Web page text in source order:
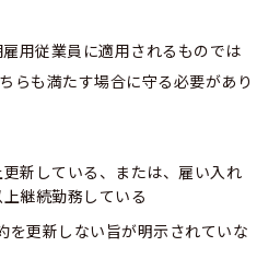
用従業員に適用されるものでは
らも満たす場合に守る必要があり
新している、または、雇い入れ
継続勤務している
を更新しない旨が明示されていな